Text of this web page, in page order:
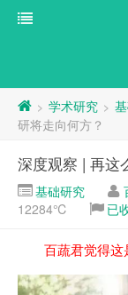
> 学术研究 >
研将走向何方？
深度观察 | 再这
基础研究
12284℃
已
百蔬君觉得